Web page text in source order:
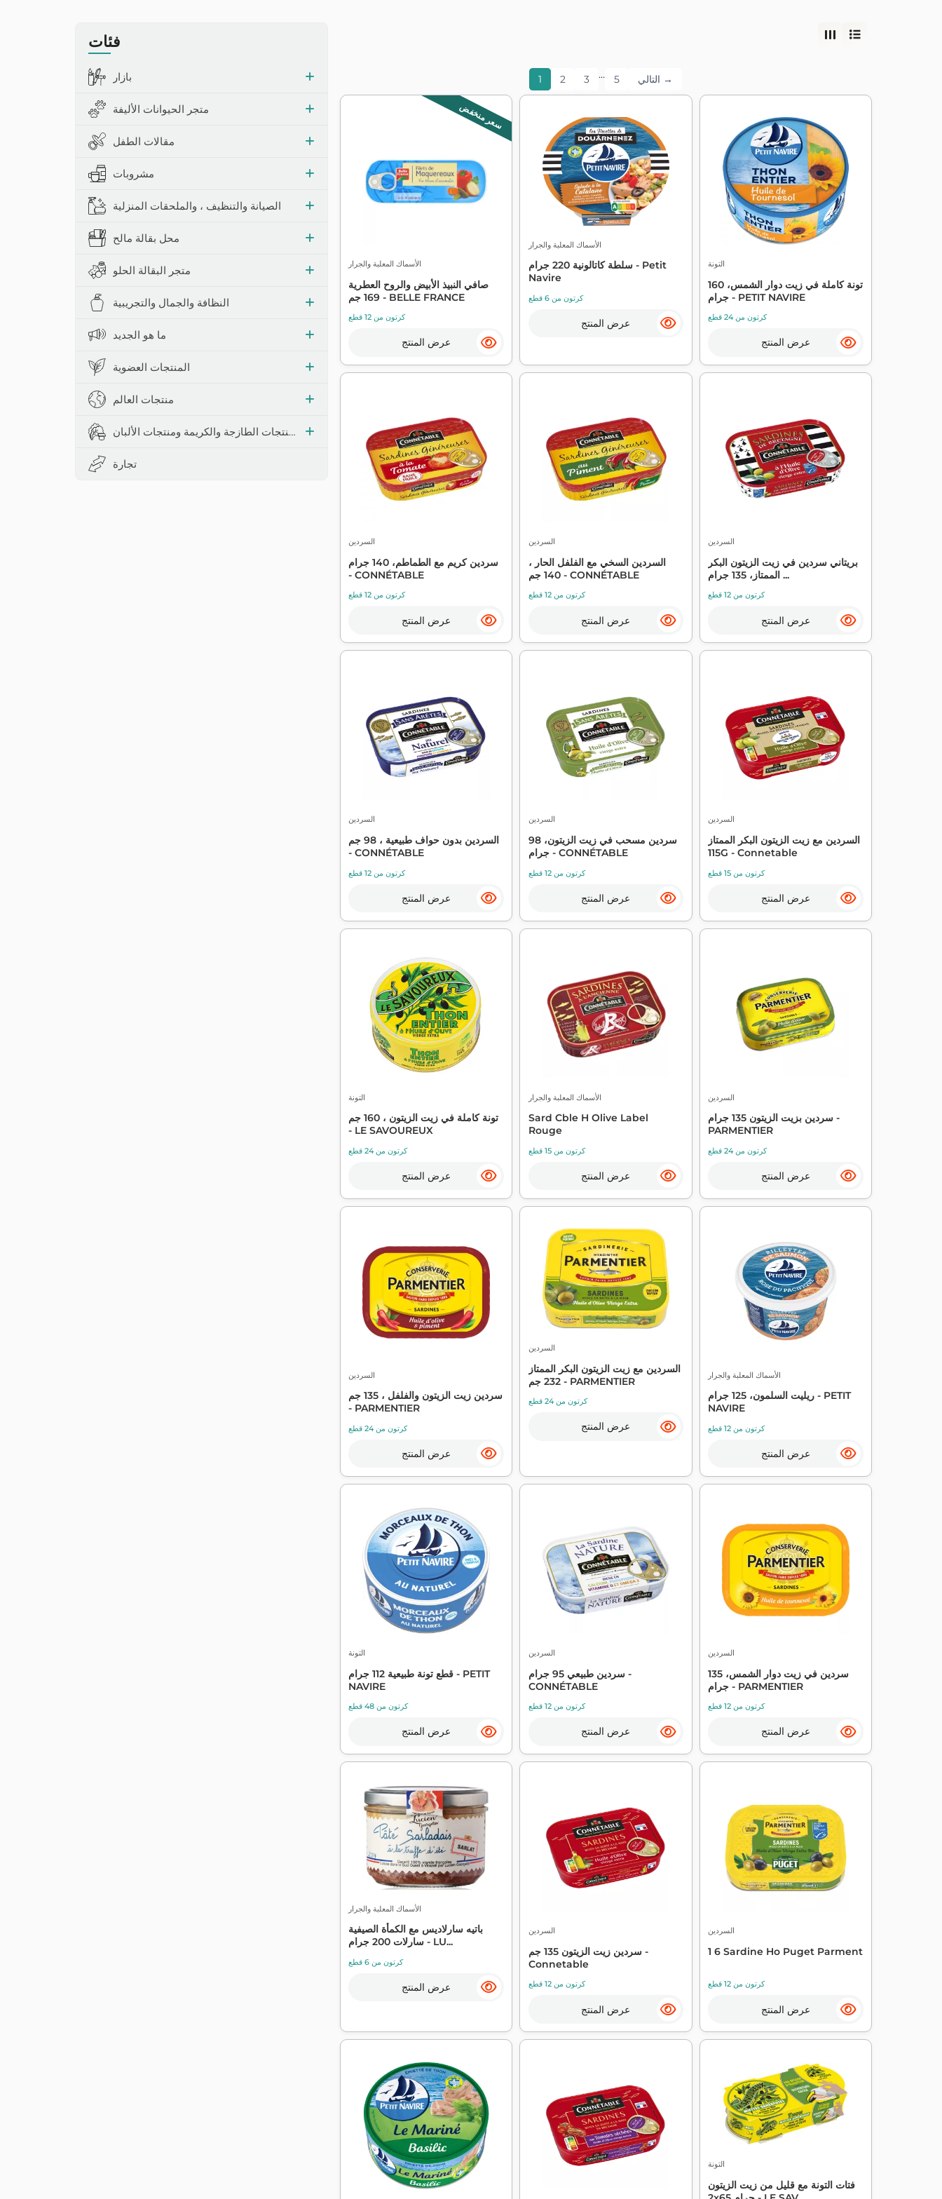
فئات
بازار
متجر الحيوانات الأليفة
مقالات الطفل
مشروبات
الصيانة والتنظيف ، والملحقات المنزلية
محل بقالة مالح
متجر البقالة الحلو
النظافة والجمال والتجريبية
ما هو الجديد
المنتجات العضوية
منتجات العالم
المنتجات الطازجة والكريمة ومنتجات الألبان
تجارة
1 2 3 … 5 التالي →
سعر منخفض
الأسماك المعلبة والجرار
صافي النبيذ الأبيض والروح العطرية
169 جم - BELLE FRANCE
كرتون من 12 قطع
عرض المنتج
الأسماك المعلبة والجرار
سلطة كاتالونية 220 جرام - Petit
Navire
كرتون من 6 قطع
عرض المنتج
التونة
تونة كاملة في زيت دوار الشمس، 160
جرام - PETIT NAVIRE
كرتون من 24 قطع
عرض المنتج
السردين
سردين كريم مع الطماطم، 140 جرام
- CONNÉTABLE
كرتون من 12 قطع
عرض المنتج
السردين
السردين السخي مع الفلفل الحار ،
140 جم - CONNÉTABLE
كرتون من 12 قطع
عرض المنتج
السردين
بريتاني سردين في زيت الزيتون البكر
الممتاز، 135 جرام ...
كرتون من 12 قطع
عرض المنتج
السردين
السردين بدون حواف طبيعية ، 98 جم
- CONNÉTABLE
كرتون من 12 قطع
عرض المنتج
السردين
سردين مسحب في زيت الزيتون، 98
جرام - CONNÉTABLE
كرتون من 12 قطع
عرض المنتج
السردين
السردين مع زيت الزيتون البكر الممتاز
115G - Connetable
كرتون من 15 قطع
عرض المنتج
التونة
تونة كاملة في زيت الزيتون ، 160 جم
- LE SAVOUREUX
كرتون من 24 قطع
عرض المنتج
الأسماك المعلبة والجرار
Sard Cble H Olive Label
Rouge
كرتون من 15 قطع
عرض المنتج
السردين
سردين بزيت الزيتون 135 جرام -
PARMENTIER
كرتون من 24 قطع
عرض المنتج
السردين
سردين زيت الزيتون والفلفل ، 135 جم
- PARMENTIER
كرتون من 24 قطع
عرض المنتج
السردين
السردين مع زيت الزيتون البكر الممتاز
232 جم - PARMENTIER
كرتون من 24 قطع
عرض المنتج
الأسماك المعلبة والجرار
ريليت السلمون، 125 جرام - PETIT
NAVIRE
كرتون من 12 قطع
عرض المنتج
التونة
قطع تونة طبيعية 112 جرام - PETIT
NAVIRE
كرتون من 48 قطع
عرض المنتج
السردين
سردين طبيعي 95 جرام -
CONNÉTABLE
كرتون من 12 قطع
عرض المنتج
السردين
سردين في زيت دوار الشمس، 135
جرام - PARMENTIER
كرتون من 12 قطع
عرض المنتج
الأسماك المعلبة والجرار
باتيه سارلاديس مع الكمأة الصيفية
سارلات 200 جرام - LU...
كرتون من 6 قطع
عرض المنتج
السردين
سردين زيت الزيتون 135 جم -
Connetable
كرتون من 12 قطع
عرض المنتج
السردين
1 6 Sardine Ho Puget Parment
كرتون من 12 قطع
عرض المنتج
التونة
فتات التونة مع قليل من زيت الزيتون